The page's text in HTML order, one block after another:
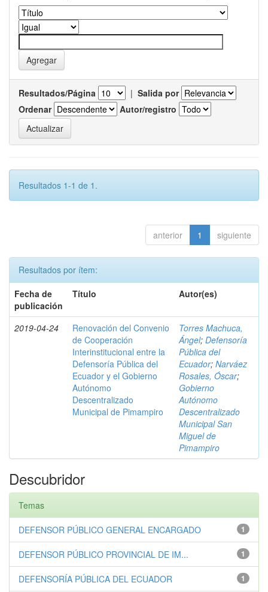
Resultados/Página | Salida por
Ordenar
Autor/registro
Resultados 1-1 de 1.
anterior 1 siguiente
Resultados por ítem:
Fecha de
publicación
Título Autor(es)
2019-04-24
Renovación del Convenio
de Cooperación
Interinstitucional entre la
Defensoría Pública del
Ecuador y el Gobierno
Autónomo
Descentralizado
Municipal de Pimampiro
Torres Machuca,
Ángel; Defensoría
Pública del
Ecuador; Narváez
Rosales, Óscar;
Gobierno
Autónomo
Descentralizado
Municipal San
Miguel de
Pimampiro
Descubridor
Temas
1
DEFENSOR PÚBLICO GENERAL ENCARGADO
1
DEFENSOR PÚBLICO PROVINCIAL DE IM...
1
DEFENSORÍA PÚBLICA DEL ECUADOR